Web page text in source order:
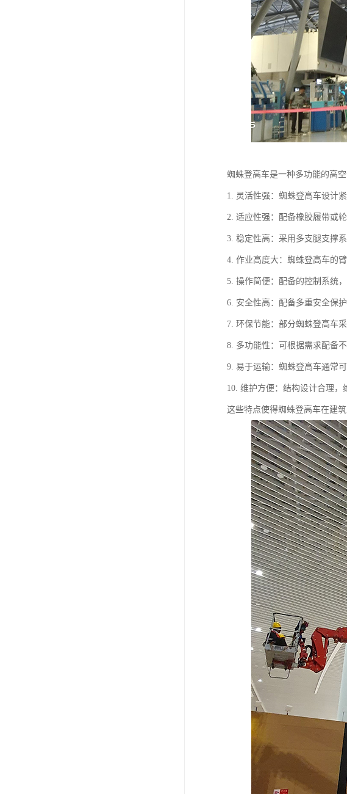
蜘蛛登高车是一种多功能的高
1. 灵活性强：蜘蛛登高车设计
2. 适应性强：配备橡胶履带或
3. 稳定性高：采用多支腿支撑
4. 作业高度大：蜘蛛登高车的
5. 操作简便：配备的控制系统
6. 安全性高：配备多重安全保
7. 环保节能：部分蜘蛛登高车
8. 多功能性：可根据需求配备
9. 易于运输：蜘蛛登高车通常
10. 维护方便：结构设计合理，
这些特点使得蜘蛛登高车在建